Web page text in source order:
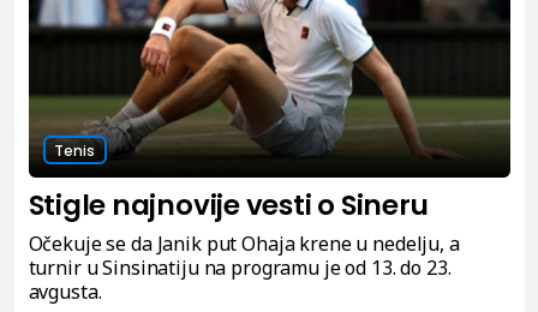
Tenis
Stigle najnovije vesti o Sineru
Očekuje se da Janik put Ohaja krene u nedelju, a
turnir u Sinsinatiju na programu je od 13. do 23.
avgusta.